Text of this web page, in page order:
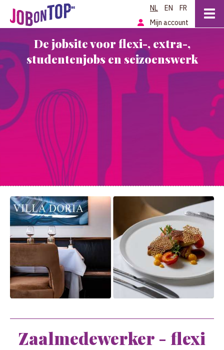
NL EN
FR
Mijn account
De jobsite voor flexi-, extra-,
studentenjobs en seizoenswerk
Zaalmedewerker - flexi